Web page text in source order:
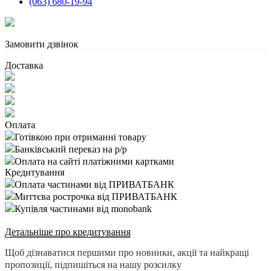
Замовити дзвінок
Доставка
Оплата
Готівкою при отриманні товару
Банківський переказ на р/р
Оплата на сайті платіжними картками
Кредитування
Оплата частинами від ПРИВАТБАНК
Миттєва рострочка від ПРИВАТБАНК
Купівля частинами від monobank
Детальніше про кредитування
Щоб дізнаватися першими про новинки, акції та найкращі
пропозиції, підпишіться на нашу розсилку